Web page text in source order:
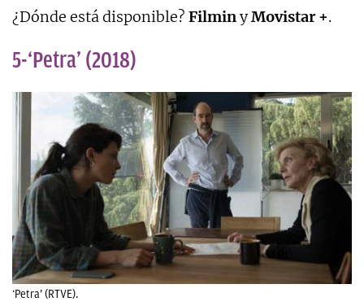
¿Dónde está disponible? FilminyMovistar +.
5-‘Petra’ (2018)
‘Petra’ (RTVE).